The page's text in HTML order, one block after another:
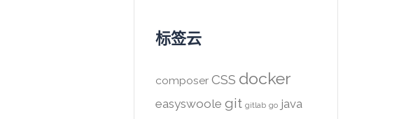
标签云
composer CSS docker
easyswoole git gitlab go java